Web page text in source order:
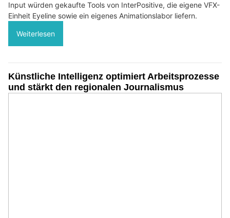
Input würden gekaufte Tools von InterPositive, die eigene VFX-
Einheit Eyeline sowie ein eigenes Animationslabor liefern.
Weiterlesen
Künstliche Intelligenz optimiert Arbeitsprozesse
und stärkt den regionalen Journalismus